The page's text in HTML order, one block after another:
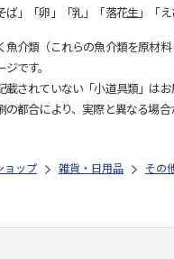
ば」「卵」「乳」「落花生」「
介類（これらの魚介類を原材
です。
されていない「小道具類」はお
都合により、実際と異なる場合
ョップ 雑貨・日用品 その